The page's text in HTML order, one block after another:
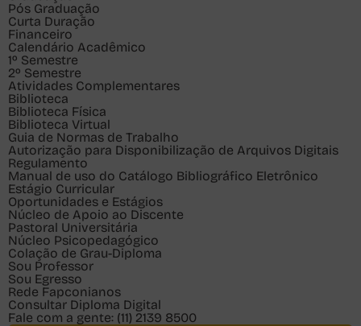
Pós Graduação
Curta Duração
Financeiro
Calendário Acadêmico
1º Semestre
2º Semestre
Atividades Complementares
Biblioteca
Biblioteca Física
Biblioteca Virtual
Guia de Normas de Trabalho
Autorização para Disponibilização de Arquivos Digitais
Regulamento
Manual de uso do Catálogo Bibliográfico Eletrônico
Estágio Curricular
Oportunidades e Estágios
Núcleo de Apoio ao Discente
Pastoral Universitária
Núcleo Psicopedagógico
Colação de Grau-Diploma
Sou Professor
Sou Egresso
Rede Fapconianos
Consultar Diploma Digital
Fale com a gente: (11) 2139 8500